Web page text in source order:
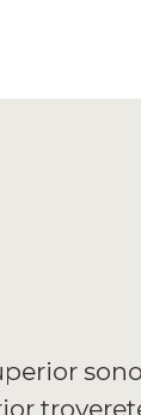
sono